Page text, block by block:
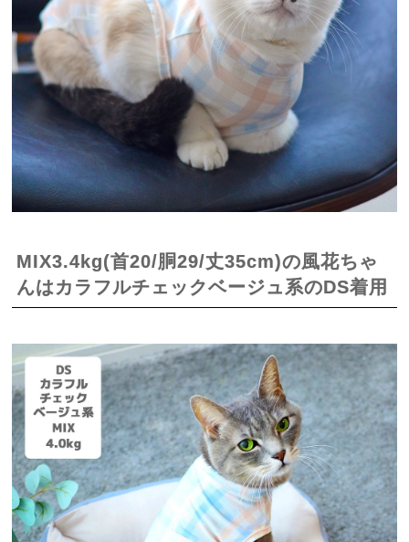
MIX3.4kg(首20/胴29/丈35cm)の風花ちゃ
んはカラフルチェックベージュ系のDS着用